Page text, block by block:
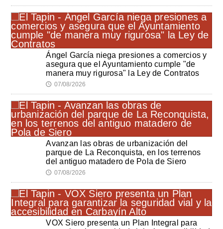
Ángel García niega presiones a comercios y
asegura que el Ayuntamiento cumple "de
manera muy rigurosa" la Ley de Contratos
🕔 07/08/2026
Avanzan las obras de urbanización del
parque de La Reconquista, en los terrenos
del antiguo matadero de Pola de Siero
🕔 07/08/2026
VOX Siero presenta un Plan Integral para